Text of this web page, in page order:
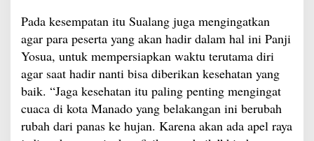
Pada kesempatan itu Sualang juga mengingatkan
agar para peserta yang akan hadir dalam hal ini Panji
Yosua, untuk mempersiapkan waktu terutama diri
agar saat hadir nanti bisa diberikan kesehatan yang
baik. “Jaga kesehatan itu paling penting mengingat
cuaca di kota Manado yang belakangan ini berubah
rubah dari panas ke hujan. Karena akan ada apel raya